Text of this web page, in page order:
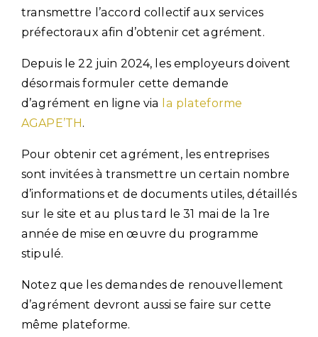
transmettre l’accord collectif aux services
préfectoraux afin d’obtenir cet agrément.
Depuis le 22 juin 2024, les employeurs doivent
désormais formuler cette demande
d’agrément en ligne via
la plateforme
AGAPE’TH.
Pour obtenir cet agrément, les entreprises
sont invitées à transmettre un certain nombre
d’informations et de documents utiles, détaillés
sur le site et au plus tard le 31 mai de la 1re
année de mise en œuvre du programme
stipulé.
Notez que les demandes de renouvellement
d’agrément devront aussi se faire sur cette
même plateforme.